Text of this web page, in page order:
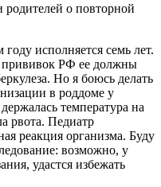
родителей о повторной
исполняется семь лет.
РФ ее должны
Но я боюсь делать
в роддоме у
температура на
рвота. Педиатр
реакция организма. Буду
возможно, у
удастся избежать